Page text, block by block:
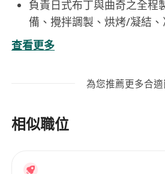
負責日式布丁與曲奇之全程
備、攪拌調製、烘烤/凝結
工序，確保產品風味純正、
嚴格依照標準作業流程（
排程，配合門市或電商出貨
查看更多
為您推薦更多合
相似職位